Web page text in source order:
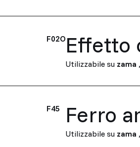
F02O Effetto
Utilizzabile su zama ,
F45 Ferro
Utilizzabile su zama ,